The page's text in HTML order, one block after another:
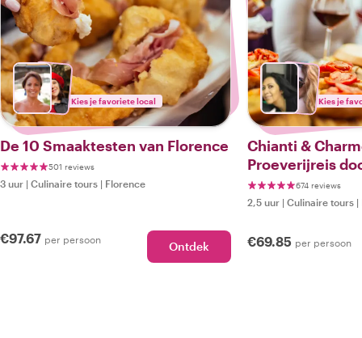
Kies je favoriete local
De 10 Smaaktesten van Florence
501 reviews
3 uur | Culinaire tours | Florence
€97.67 per persoon Ontdek
Kies je
Chianti &
Proeverijreis
674 reviews
2,5 uur | Culinaire tours |
€69.85 per persoon